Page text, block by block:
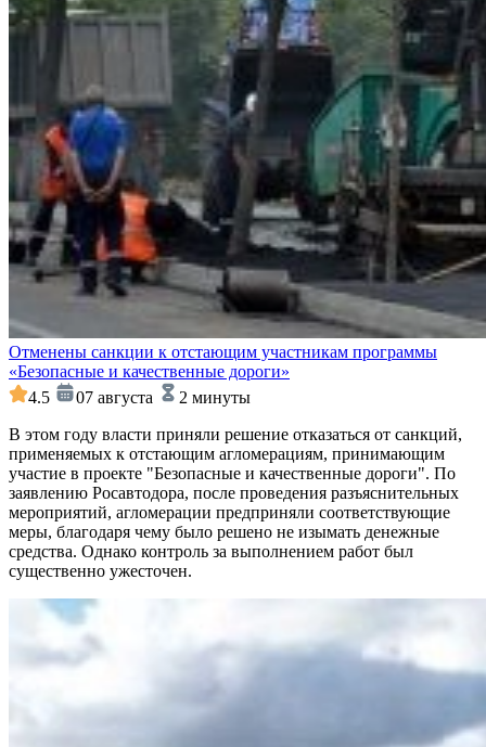
Отменены санкции к отстающим участникам программы
«Безопасные и качественные дороги»
4.5
07 августа
2 минуты
В этом году власти приняли решение отказаться от санкций,
применяемых к отстающим агломерациям, принимающим
участие в проекте "Безопасные и качественные дороги". По
заявлению Росавтодора, после проведения разъяснительных
мероприятий, агломерации предприняли соответствующие
меры, благодаря чему было решено не изымать денежные
средства. Однако контроль за выполнением работ был
существенно ужесточен.